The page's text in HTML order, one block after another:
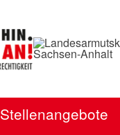
Stellenangebote